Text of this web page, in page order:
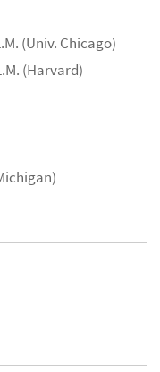
(Univ. Chicago)
(Harvard)